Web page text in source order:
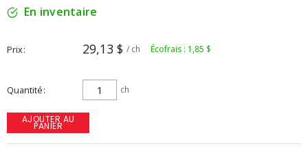
En inventaire
Prix 29,13 $ / ch Écofrais : 1,85 $
Quantité ch
AJOUTER AU
PANIER